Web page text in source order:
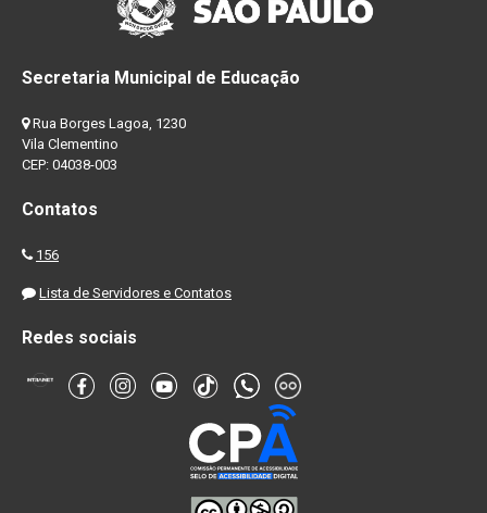
Secretaria Municipal de Educação
Rua Borges Lagoa, 1230
Vila Clementino
CEP: 04038-003
Contatos
156
Lista de Servidores e Contatos
Redes sociais